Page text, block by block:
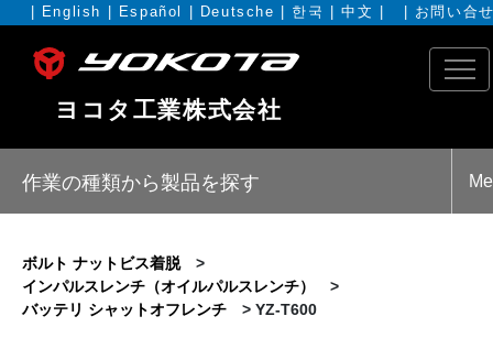
English Español Deutsche 한국 |中文 お問い合
ヨコタ工業株式会社
作業の種類から製品を探す
ボルト ナットビス着脱
>
インパルスレンチ（オイルパルスレンチ）
>
バッテリ シャットオフレンチ
> YZ-T600